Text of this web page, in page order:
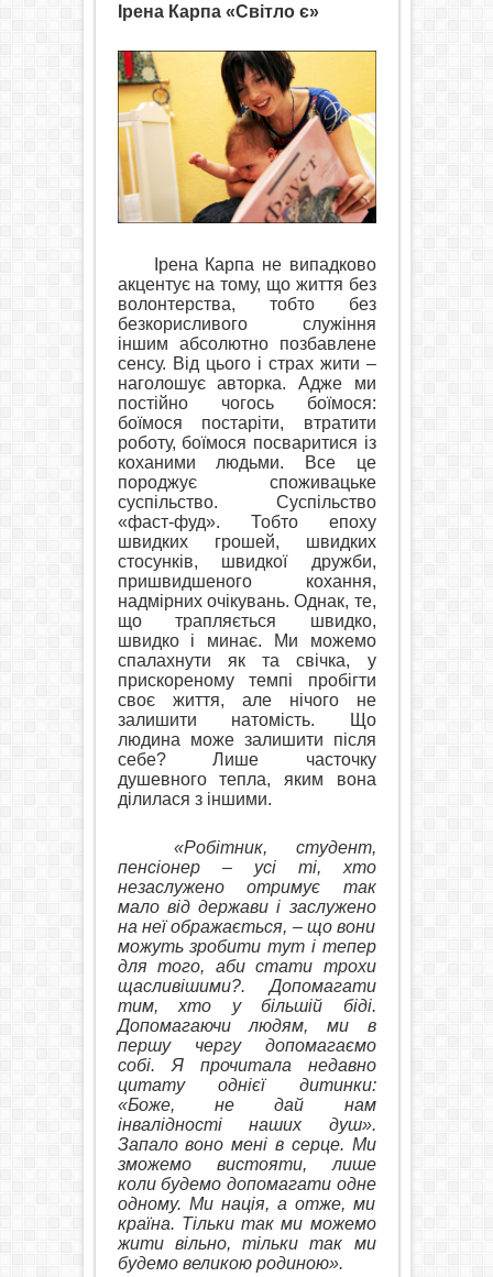
Ірена Карпа «Світло є»
Ірена Карпа не випадково
акцентує на тому, що життя без
волонтерства, тобто без
безкорисливого служіння
іншим абсолютно позбавлене
сенсу. Від цього і страх жити –
наголошує авторка. Адже ми
постійно чогось боїмося:
боїмося постаріти, втратити
роботу, боїмося посваритися із
коханими людьми. Все це
породжує споживацьке
суспільство. Суспільство
«фаст-фуд». Тобто епоху
швидких грошей, швидких
стосунків, швидкої дружби,
пришвидшеного кохання,
надмірних очікувань. Однак, те,
що трапляється швидко,
швидко і минає. Ми можемо
спалахнути як та свічка, у
прискореному темпі пробігти
своє життя, але нічого не
залишити натомість. Що
людина може залишити після
себе? Лише часточку
душевного тепла, яким вона
ділилася з іншими.
«Робітник, студент,
пенсіонер – усі ті, хто
незаслужено отримує так
мало від держави і заслужено
на неї ображається, – що вони
можуть зробити тут і тепер
для того, аби стати трохи
щасливішими?. Допомагати
тим, хто у більшій біді.
Допомагаючи людям, ми в
першу чергу допомагаємо
собі. Я прочитала недавно
цитату однієї дитинки:
«Боже, не дай нам
інвалідності наших душ».
Запало воно мені в серце. Ми
зможемо вистояти, лише
коли будемо допомагати одне
одному. Ми нація, а отже, ми
країна. Тільки так ми можемо
жити вільно, тільки так ми
будемо великою родиною».